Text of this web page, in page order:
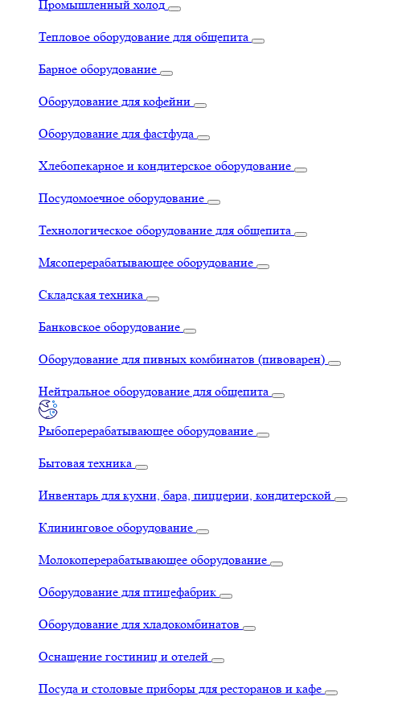
Промышленный холод
Тепловое оборудование для общепита
Барное оборудование
Оборудование для кофейни
Оборудование для фастфуда
Хлебопекарное и кондитерское оборудование
Посудомоечное оборудование
Технологическое оборудование для общепита
Мясоперерабатывающее оборудование
Складская техника
Банковское оборудование
Оборудование для пивных комбинатов (пивоварен)
Нейтральное оборудование для общепита
Рыбоперерабатывающее оборудование
Бытовая техника
Инвентарь для кухни, бара, пиццерии, кондитерской
Клининговое оборудование
Молокоперерабатывающее оборудование
Оборудование для птицефабрик
Оборудование для хладокомбинатов
Оснащение гостиниц и отелей
Посуда и столовые приборы для ресторанов и кафе